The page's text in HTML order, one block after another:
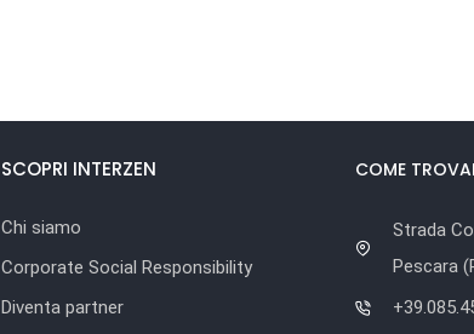
SCOPRI INTERZEN
Chi siamo
Corporate Social Responsibility
Diventa partner
COME
Strada
Pescara